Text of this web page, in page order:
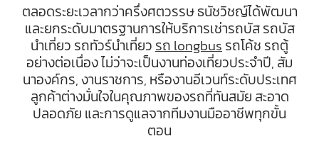
ตลอดระยะเวลากว่าครึ่งศตวรรษ ธนัชวิชญ์ได้พัฒนา
และยกระดับมาตรฐานการให้บริการเช่ารถบัส รถบัส
นำเที่ยว รถทัวร์นำเที่ยว รถ longbus รถโค้ช รถตู้
อย่างต่อเนื่อง ไม่ว่าจะเป็นงานท่องเที่ยวประจำปี, สัม
นาองค์กร, งานราชการ, หรืองานอีเวนท์ระดับประเทศ
ลูกค้าต่างมั่นใจในคุณภาพของรถที่ทันสมัย สะอาด
ปลอดภัย และการดูแลจากทีมงานมืออาชีพทุกขั้น
ตอน